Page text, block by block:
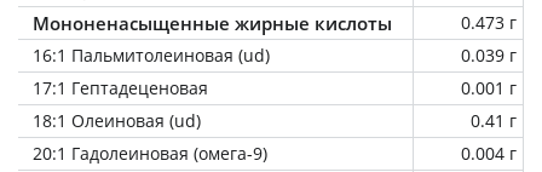
Мононенасыщенные жирные кислоты
0.473 г
16:1 Пальмитолеиновая (ud)
0.039 г
17:1 Гептадеценовая
0.001 г
18:1 Олеиновая (ud)
0.41 г
20:1 Гадолеиновая (омега-9)
0.004 г